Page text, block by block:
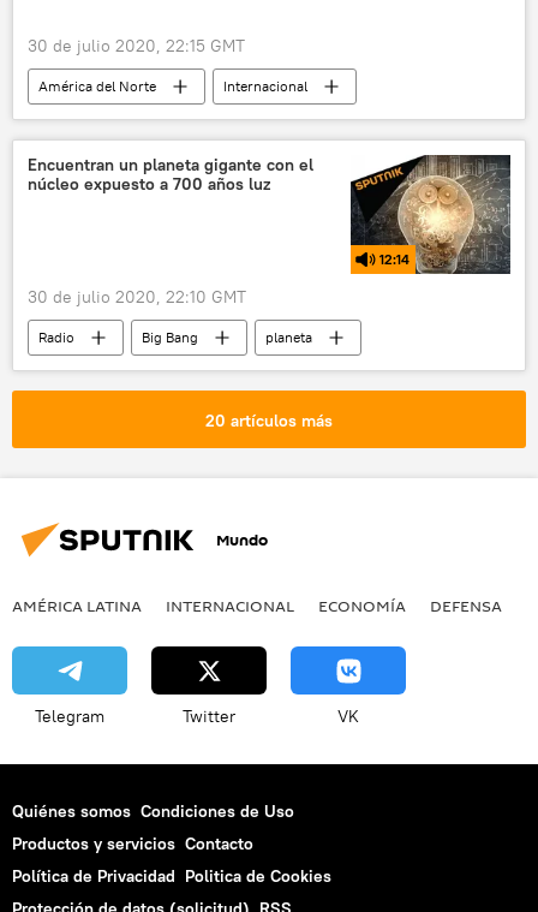
30 de julio 2020, 22:15 GMT
América del Norte
Internacional
EEUU
México
sobornos
narcotráfico
noticias
Encuentran un planeta gigante con el
núcleo expuesto a 700 años luz
12:14
30 de julio 2020, 22:10 GMT
Radio Big Bang
planeta
🪐 Astronomía
descubrimientos
20 artículos más
Mundo
AMÉRICA LATINA INTERNACIONAL ECONOMÍA DEFENSA
Telegram Twitter VK
Quiénes somos Condiciones de Uso
Productos y servicios Contacto
Política de Privacidad Politica de Cookies